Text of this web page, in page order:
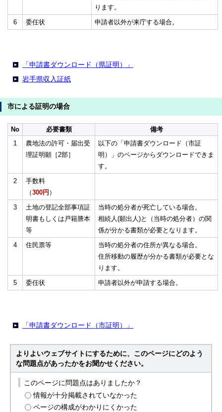
ります。
6
委任状 申請者以外が来庁する場合。
「申請書ダウンロード（県証明）」
岩手県収入証紙
市による証明の場合
No 必要書類
備考
1
農地法の許可・届出受
理証明願［2部］
以下の「申請書ダウンロード（市証
明）」のページからダウンロードできま
す。
2
手数料
（300円 ）
3
土地の登記全部事項証
明書もしくは戸籍謄本
等
当時の処分者が死亡している場合。
相続人(願出人)と（当時の処分者）の関
係が分かる書類が必要となります。
4
住民票等
当時の処分者の住所が異なる場合。
住所移動の履歴が分かる書類が必要とな
ります。
5
委任状 申請者以外が申請する場合。
「申請書ダウンロード（市証明）」
よりよいウェブサイトにするために、このページにどのよう
な問題点があったかをお聞かせください。
このページに問題点はありましたか？
情報が十分掲載されていなかった
ページの構成がわかりにくかった